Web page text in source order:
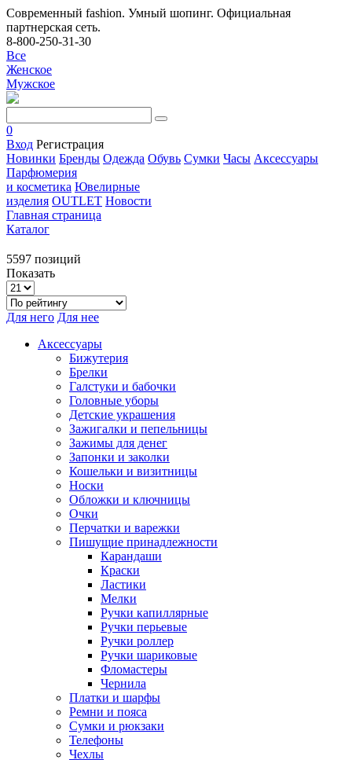
Современный fashion. Умный шопинг. Официальная
партнерская сеть.
8-800-250-31-30
Все
Женское
Мужское
0
Вход Регистрация
Новинки Бренды Одежда Обувь Сумки Часы Аксессуары
Парфюмерия
и косметика Ювелирные
изделия OUTLET Новости
Главная страница
Каталог
5597 позиций
Показать
Для него Для нее
Аксессуары
Бижутерия
Брелки
Галстуки и бабочки
Головные уборы
Детские украшения
Зажигалки и пепельницы
Зажимы для денег
Запонки и заколки
Кошельки и визитницы
Носки
Обложки и ключницы
Очки
Перчатки и варежки
Пишущие принадлежности
Карандаши
Краски
Ластики
Мелки
Ручки капиллярные
Ручки перьевые
Ручки роллер
Ручки шариковые
Фломастеры
Чернила
Платки и шарфы
Ремни и пояса
Сумки и рюкзаки
Телефоны
Чехлы